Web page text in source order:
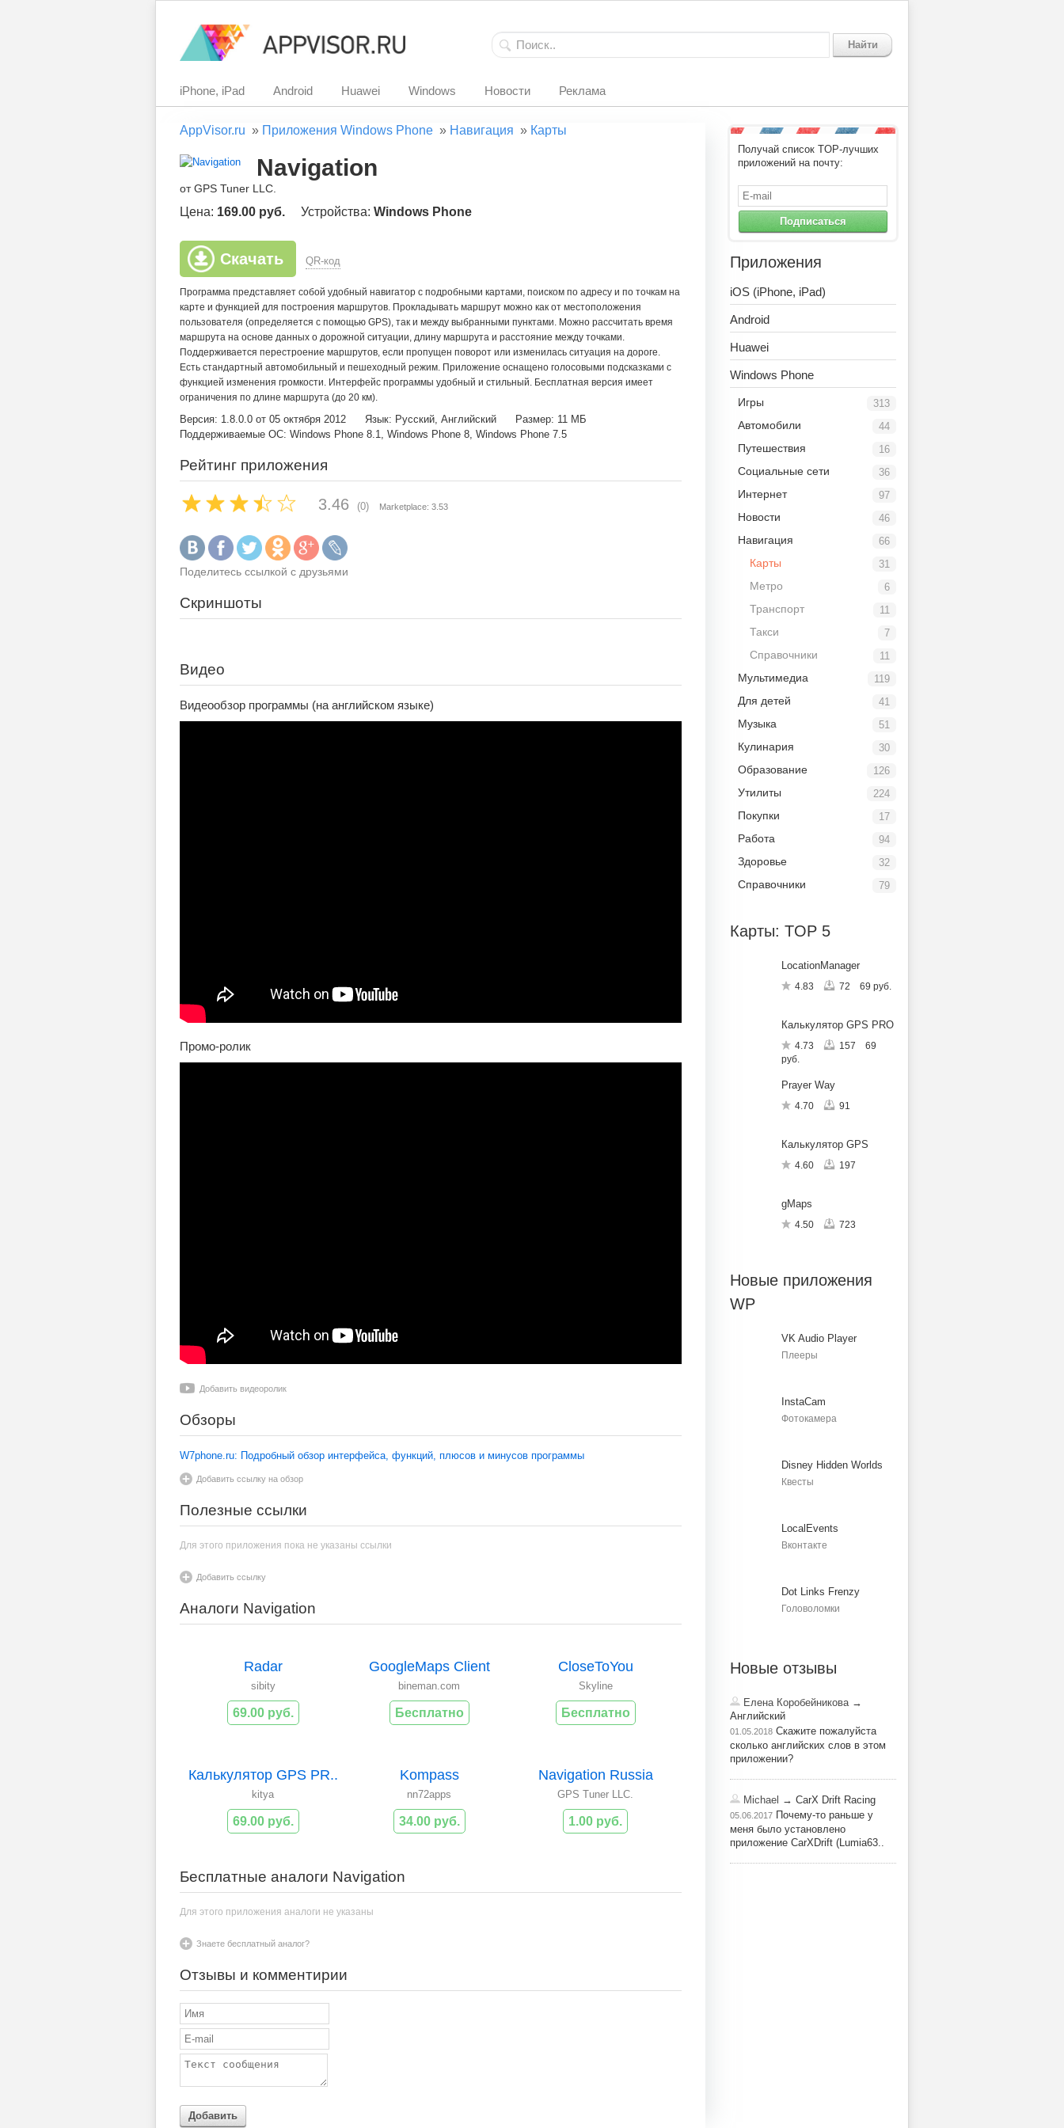
Найти
iPhone, iPad Android Huawei Windows Новости Реклама
AppVisor.ru » Приложения Windows Phone » Навигация » Карты
Navigation
от GPS Tuner LLC.
Цена: 169.00 руб. Устройства: Windows Phone
Скачать QR-код
Программа представляет собой удобный навигатор с подробными картами, поиском по адресу и по точкам на
карте и функцией для построения маршрутов. Прокладывать маршрут можно как от местоположения
пользователя (определяется с помощью GPS), так и между выбранными пунктами. Можно рассчитать время
маршрута на основе данных о дорожной ситуации, длину маршрута и расстояние между точками.
Поддерживается перестроение маршрутов, если пропущен поворот или изменилась ситуация на дороге.
Есть стандартный автомобильный и пешеходный режим. Приложение оснащено голосовыми подсказками с
функцией изменения громкости. Интерфейс программы удобный и стильный. Бесплатная версия имеет
ограничения по длине маршрута (до 20 км).
Версия: 1.8.0.0 от 05 октября 2012 Язык: Русский, Английский
Размер: 11 МБ
Поддерживаемые ОС: Windows Phone 8.1, Windows Phone 8, Windows Phone 7.5
Рейтинг приложения
3.46 (0) Marketplace: 3.53
Поделитесь ссылкой с друзьями
Скриншоты
Видео
Видеообзор программы (на английском языке)
Промо-ролик
Добавить видеоролик
Обзоры
W7phone.ru: Подробный обзор интерфейса, функций, плюсов и минусов программы
Добавить ссылку на обзор
Полезные ссылки
Для этого приложения пока не указаны ссылки
Добавить ссылку
Аналоги Navigation
Radar
sibity
69.00 руб.
GoogleMaps Client
bineman.com
Бесплатно
CloseToYou
Skyline
Бесплатно
Калькулятор GPS PR..
kitya
69.00 руб.
Kompass
nn72apps
34.00 руб.
Navigation Russia
GPS Tuner LLC.
1.00 руб.
Бесплатные аналоги Navigation
Для этого приложения аналоги не указаны
Знаете бесплатный аналог?
Отзывы и комментирии
Добавить
Получай список TOP-лучших
приложений на почту:
Подписаться
Приложения
iOS (iPhone, iPad)
Android
Huawei
Windows Phone
313
Игры
44
Автомобили
16
Путешествия
36
Социальные сети
97
Интернет
46
Новости
66
Навигация
31
Карты
6
Метро
11
Транспорт
7
Такси
11
Справочники
119
Мультимедиа
41
Для детей
51
Музыка
30
Кулинария
126
Образование
224
Утилиты
17
Покупки
94
Работа
32
Здоровье
79
Справочники
Карты: TOP 5
LocationManager
4.83 72 69 руб.
Калькулятор GPS PRO
4.73 157
69
руб.
Prayer Way
4.70 91
Калькулятор GPS
4.60 197
gMaps
4.50 723
Новые приложения
WP
VK Audio Player
Плееры
InstaCam
Фотокамера
Disney Hidden Worlds
Квесты
LocalEvents
Вконтакте
Dot Links Frenzy
Головоломки
Новые отзывы
Елена Коробейникова→
Английский
01.05.2018 Скажите пожалуйста
сколько английских слов в этом
приложении?
Michael → CarX Drift Racing
05.06.2017 Почему-то раньше у
меня было установлено
приложение CarXDrift (Lumia63..